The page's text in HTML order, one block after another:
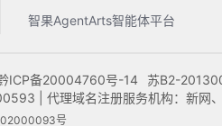
智果AgentArts智能体平台
ICP备20004760号-14 苏B2-
| 代理域名注册服务机构：新网
号